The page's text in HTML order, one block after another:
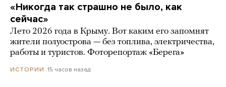
«Никогда так страшно не было, как
сейчас»
Лето 2026 года в Крыму. Вот каким его запомнят
жители полуострова — без топлива, электричества,
работы и туристов. Фоторепортаж «Берега»
ИСТОРИИ 15 часов назад